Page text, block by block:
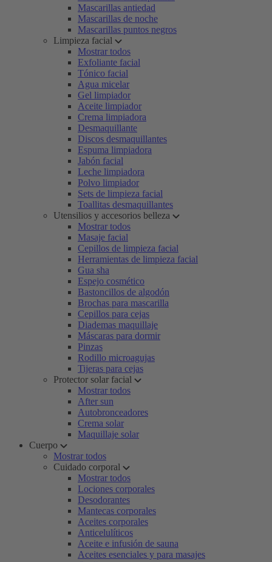
Mascarillas antiedad
Mascarillas de noche
Mascarillas puntos negros
Limpieza facial
Mostrar todos
Exfoliante facial
Tónico facial
Agua micelar
Gel limpiador
Aceite limpiador
Crema limpiadora
Desmaquillante
Discos desmaquillantes
Espuma limpiadora
Jabón facial
Leche limpiadora
Polvo limpiador
Sets de limpieza facial
Toallitas desmaquillantes
Utensilios y accesorios belleza
Mostrar todos
Masaje facial
Cepillos de limpieza facial
Herramientas de limpieza facial
Gua sha
Espejo cosmético
Bastoncillos de algodón
Brochas para mascarilla
Cepillos para cejas
Diademas maquillaje
Máscaras para dormir
Pinzas
Rodillo microagujas
Tijeras para cejas
Protector solar facial
Mostrar todos
After sun
Autobronceadores
Crema solar
Maquillaje solar
Cuerpo
Mostrar todos
Cuidado corporal
Mostrar todos
Lociones corporales
Desodorantes
Mantecas corporales
Aceites corporales
Anticelulíticos
Aceite e infusión de sauna
Aceites esenciales y para masajes